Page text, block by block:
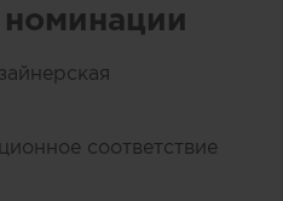
соответствие